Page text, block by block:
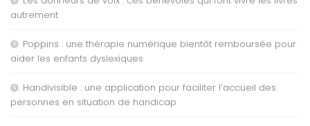
autrement
Poppins : une thérapie numérique bientôt remboursée pour
aider les enfants dyslexiques
Handivisible : une application pour faciliter l’accueil des
personnes en situation de handicap